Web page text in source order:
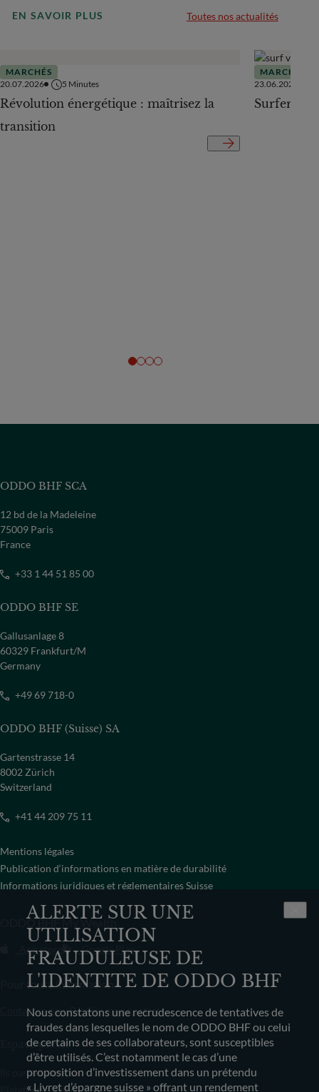
ALERTE SUR UNE
UTILISATION
FRAUDULEUSE DE
L'IDENTITE DE ODDO BHF
Nous constatons une recrudescence de tentatives de
fraudes dans lesquelles le nom de ODDO BHF ou celui
de certains de ses collaborateurs, sont susceptibles
d’être utilisés. C’est notamment le cas d’une
proposition d’investissement dans un prétendu
« Livret d’épargne suisse » offrant un rendement
EN SAVOIR PLUS Toutes nos actualités
MARCHÉS
20.07.2026
5 Minutes
Révolution énergétique : maîtrisez la
transition
MARCHÉS
23.06.2026
Surfer sur
ODDO BHF SCA
12 bd de la Madeleine
75009 Paris
France
+33 1 44 51 85 00
ODDO BHF SE
Gallusanlage 8
60329 Frankfurt/M
Germany
+49 69 718-0
ODDO BHF (Suisse) SA
Gartenstrasse 14
8002 Zürich
Switzerland
+41 44 209 75 11
Mentions légales
Publication d‘informations en matière de durabilité
Informations juridiques et réglementaires Suisse
ODDO BHF My Wealth
App store Google Play
Pour toute information
Contactez-nousRésilier mon contrat
Espace presse
Ils parlent de nous
Plateforme vidéo